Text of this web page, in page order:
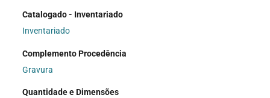
Catalogado - Inventariado
Inventariado
Complemento Procedência
Gravura
Quantidade e Dimensões